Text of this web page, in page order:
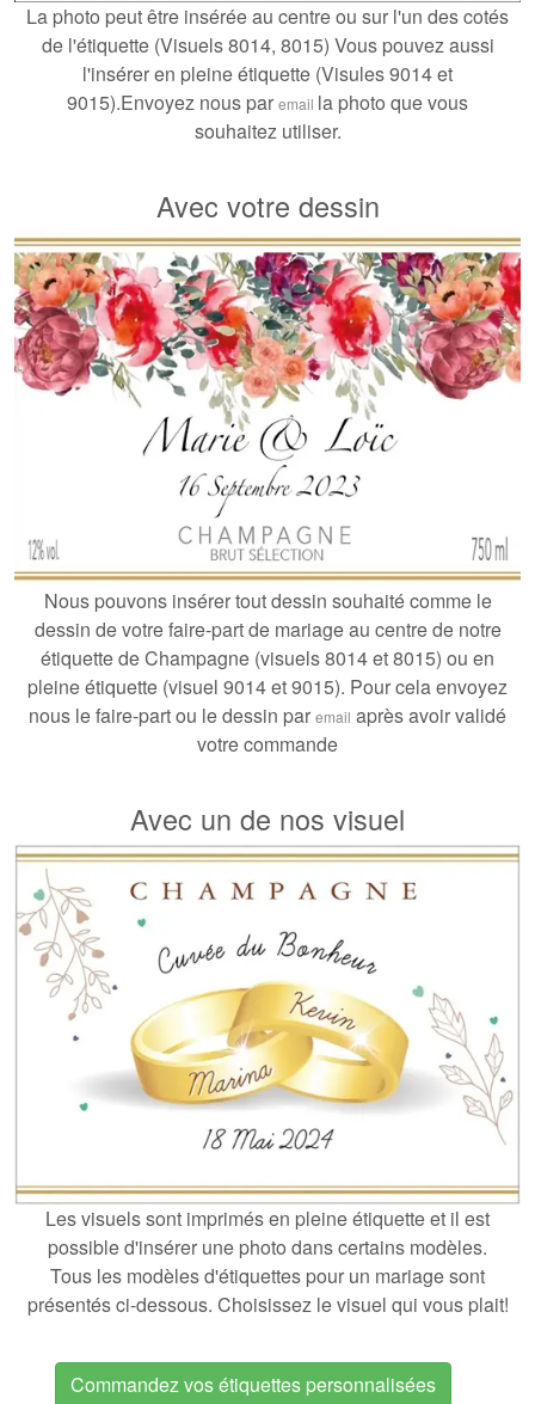
La photo peut être insérée au centre ou sur l'un des cotés
de l'étiquette (Visuels 8014, 8015) Vous pouvez aussi
l'insérer en pleine étiquette (Visules 9014 et
9015).Envoyez nous par email la photo que vous
souhaitez utiliser.
Avec votre dessin
Nous pouvons insérer tout dessin souhaité comme le
dessin de votre faire-part de mariage au centre de notre
étiquette de Champagne (visuels 8014 et 8015) ou en
pleine étiquette (visuel 9014 et 9015). Pour cela envoyez
nous le faire-part ou le dessin par email après avoir validé
votre commande
Avec un de nos visuel
Les visuels sont imprimés en pleine étiquette et il est
possible d'insérer une photo dans certains modèles.
Tous les modèles d'étiquettes pour un mariage sont
présentés ci-dessous. Choisissez le visuel qui vous plait!
Commandez vos étiquettes personnalisées